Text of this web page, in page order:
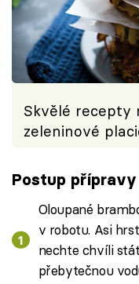
Skvělé recepty
zeleninové
Postup přípravy
Oloupané
v robotu. Asi
nechte chvíli
přebytečnou